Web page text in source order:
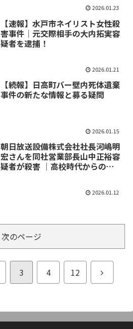
2026.01.23
【速報】水戸市ネイリスト女性殺
害事件｜元交際相手の大内拓実容
疑者を逮捕！
2026.01.21
【続報】日高町バー壁内死体遺棄
事件の新たな情報と募る疑問
2026.01.15
朝日放送設備株式会社社長河嶋明
宏さんを同社営業部長山中正裕容
疑者が殺害 ｜高校時代からの旧
2026.01.12
次のページ
3 4 12
次